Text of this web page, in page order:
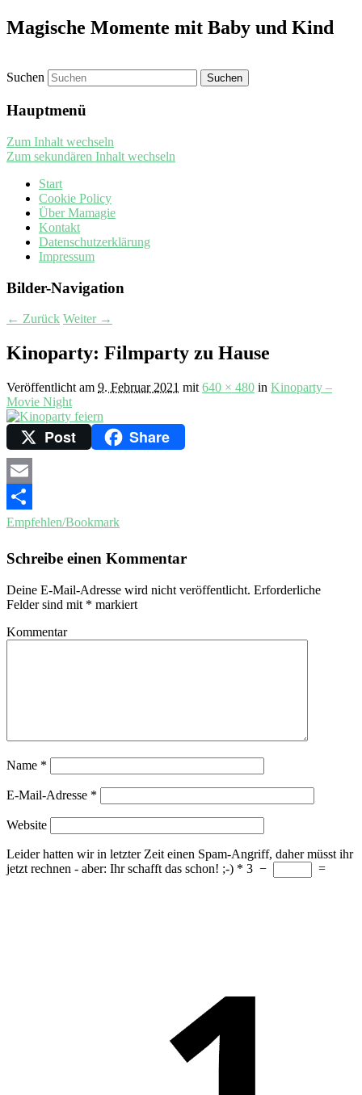
Magische Momente mit Baby und Kind
Suchen
Hauptmenü
Zum Inhalt wechseln
Zum sekundären Inhalt wechseln
Start
Cookie Policy
Über Mamagie
Kontakt
Datenschutzerklärung
Impressum
Bilder-Navigation
← Zurück Weiter →
Kinoparty: Filmparty zu Hause
Veröffentlicht am 9. Februar 2021 mit 640 × 480 in Kinoparty –
Movie Night
Post Share
Email
Empfehlen/Bookmark
Schreibe einen Kommentar
Deine E-Mail-Adresse wird nicht veröffentlicht. Erforderliche
Felder sind mit * markiert
Kommentar
Name *
E-Mail-Adresse *
Website
Leider hatten wir in letzter Zeit einen Spam-Angriff, daher müsst ihr
jetzt rechnen - aber: Ihr schafft das schon! ;-) * 3 − =